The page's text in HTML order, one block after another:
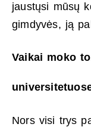
jaustųsi mūsų
gimdyvės, ją
Vaikai moko
Nors visi trys